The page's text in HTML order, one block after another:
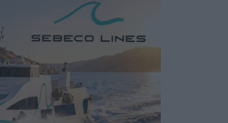
ενισχύεται, νέο απόκτημα ο